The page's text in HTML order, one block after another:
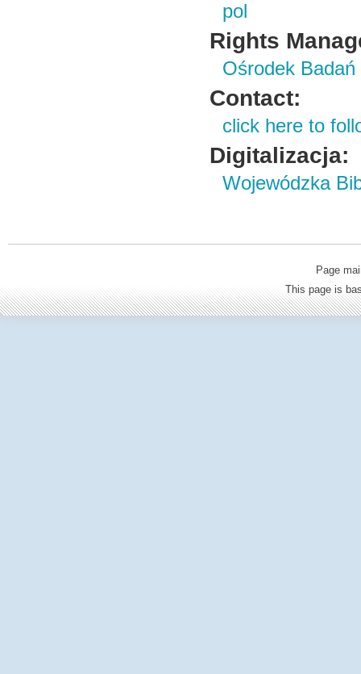
pol
Rights
Ośrodek
Contact:
click here to
Digitalizacja:
Wojewódzka
Page
This page is